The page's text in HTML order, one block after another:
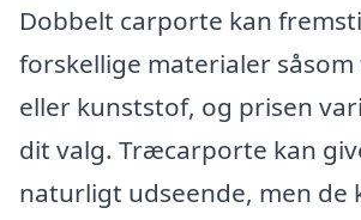
Dobbelt carporte kan
forskellige materialer
eller kunststof, og prisen
dit valg. Træcarporte kan
naturligt udseende, men de